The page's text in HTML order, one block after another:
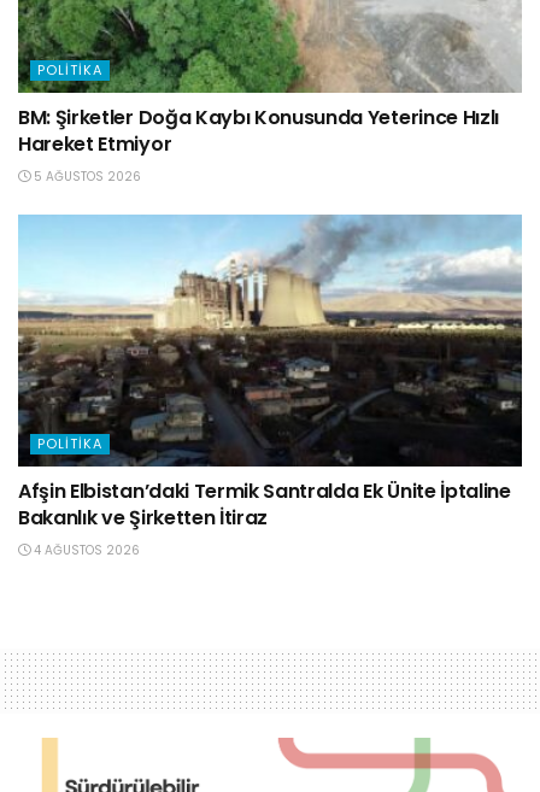
POLITIKA
BM: Şirketler Doğa Kaybı Konusunda Yeterince Hızlı
Hareket Etmiyor
5 AĞUSTOS 2026
POLITIKA
Afşin Elbistan’daki Termik Santralda Ek Ünite İptaline
Bakanlık ve Şirketten İtiraz
4 AĞUSTOS 2026